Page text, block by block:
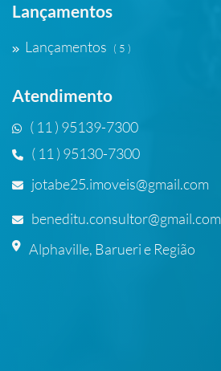
Lançamentos
Lançamentos ( 5 )
Atendimento
( 11 ) 95139-7300
( 11 ) 95130-7300
jotabe25.imoveis@gmail.com
beneditu.consultor@gmail.com
Alphaville, Barueri e Região